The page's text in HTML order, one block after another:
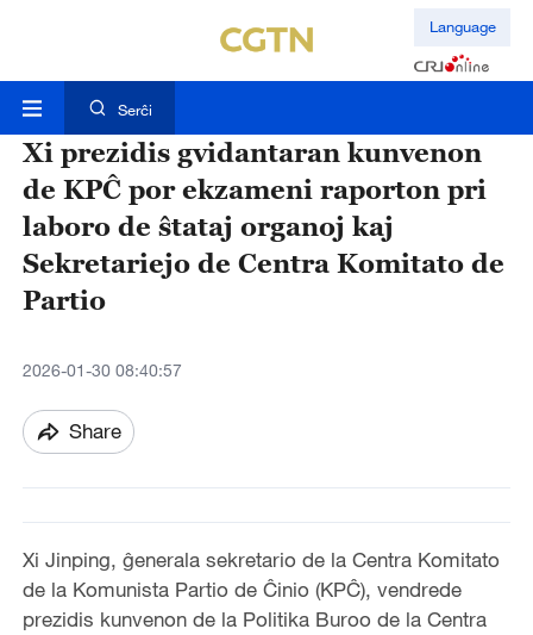
Language
Serĉi
Xi prezidis gvidantaran kunvenon
de KPĈ por ekzameni raporton pri
laboro de ŝtataj organoj kaj
Sekretariejo de Centra Komitato de
Partio
2026-01-30 08:40:57
Share
Xi Jinping, ĝenerala sekretario de la Centra Komitato
de la Komunista Partio de Ĉinio (KPĈ), vendrede
prezidis kunvenon de la Politika Buroo de la Centra